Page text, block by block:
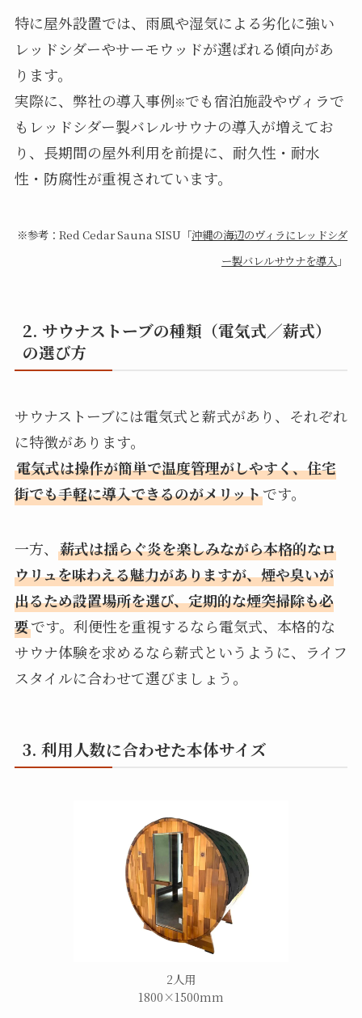
特に屋外設置では、雨風や湿気による劣化に強い
レッドシダーやサーモウッドが選ばれる傾向があ
ります。
実際に、弊社の導入事例※でも宿泊施設やヴィラで
もレッドシダー製バレルサウナの導入が増えてお
り、長期間の屋外利用を前提に、耐久性・耐水
性・防腐性が重視されています。
※参考：Red Cedar Sauna SISU「沖縄の海辺のヴィラにレッドシダ
ー製バレルサウナを導入 」
2. サウナストーブの種類（電気式／薪式）
の選び方
サウナストーブには電気式と薪式があり、それぞれ
に特徴があります。
電気式は操作が簡単で温度管理がしやすく、住宅
街でも手軽に導入できるのがメリットです。
一方、 薪式は揺らぐ炎を楽しみながら本格的なロ
ウリュを味わえる魅力がありますが、煙や臭いが
出るため設置場所を選び、定期的な煙突掃除も必
要です。利便性を重視するなら電気式、本格的な
サウナ体験を求めるなら薪式というように、ライフ
スタイルに合わせて選びましょう。
3. 利用人数に合わせた本体サイズ
2人用
1800×1500mm